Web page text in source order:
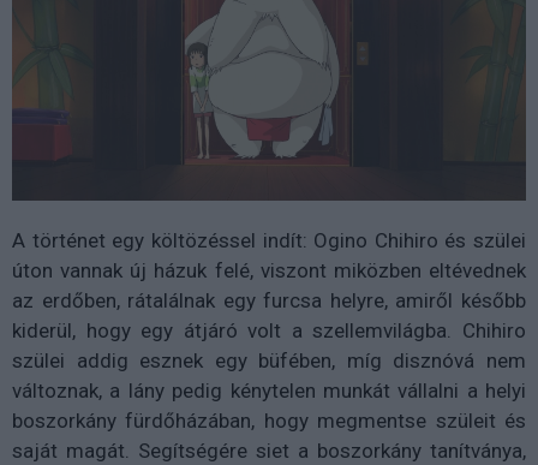
A történet egy költözéssel indít: Ogino Chihiro és szülei
úton vannak új házuk felé, viszont miközben eltévednek
az erdőben, rátalálnak egy furcsa helyre, amiről később
kiderül, hogy egy átjáró volt a szellemvilágba. Chihiro
szülei addig esznek egy büfében, míg disznóvá nem
változnak, a lány pedig kénytelen munkát vállalni a helyi
boszorkány fürdőházában, hogy megmentse szüleit és
saját magát. Segítségére siet a boszorkány tanítványa,